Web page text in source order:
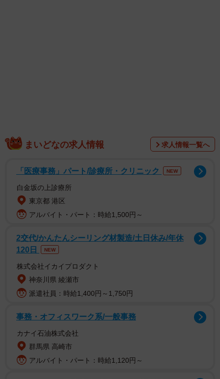
車を運転中、道路を横切る小さな黒猫・キキさんを発見（画像提供：三
田尻さん）
2024年7月12日、飼い主さんが車で仕事へ向かっていたと
ころ、狭い道を黒い子猫がよろよろと横切りました。あま
まいどなの求人情報 求人情報一覧へ
「医療事務」パート/診療所・クリニック NEW
白金坂の上診療所
東京都 港区
アルバイト・パート：時給1,500円～
2交代/かんたんシーリング材製造/土日休み/年休
120日
NEW
株式会社イカイプロダクト
神奈川県 綾瀬市
派遣社員：時給1,400円～1,750円
事務・オフィスワーク系/一般事務
カナイ石油株式会社
群馬県 高崎市
アルバイト・パート：時給1,120円～